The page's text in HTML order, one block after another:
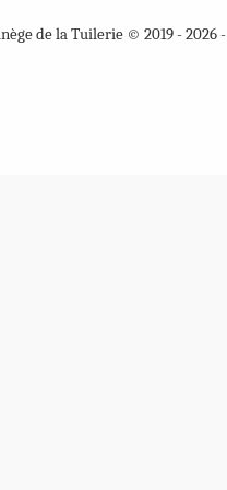
de la Tuilerie © 2019 - 2026 -